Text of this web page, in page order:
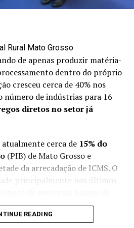
tenhamos tido um aumento
concentra
primeiro semestre
a maior parte da
ainda permanece no
90% da fruta produzida no
brasileiro.
uma janela
externas porque coincide
do hemisfério norte,
a gente foca basicamente no
Rural Mato Grosso
de apenas produzir matéria-
dentro do próprio
cresceu cerca de 40% nos
número de indústrias para 16
diretos no setor já
cerca de 15% do
(PIB) de Mato Grosso e
da arrecadação de ICMS. O
principalmente nos últimos
o patamar atual.
READING